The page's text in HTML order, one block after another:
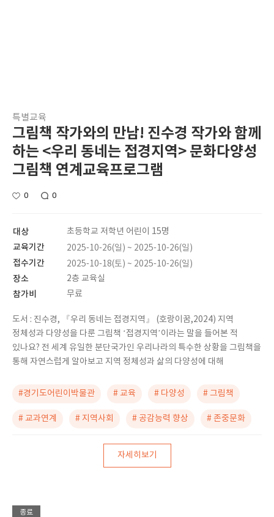
특별교육
그림책 작가와의 만남! 진수경 작가와 함께
하는 <우리 동네는 접경지역> 문화다양성
그림책 연계교육프로그램
0 0
대상 초등학교 저학년 어린이 15명
교육기간 2025-10-26(일) ~ 2025-10-26(일)
접수기간 2025-10-18(토) ~ 2025-10-26(일)
장소 2층 교육실
참가비 무료
도서 : 진수경, 『우리 동네는 접경지역』 (호랑이꿈,2024) 지역
정체성과 다양성을 다룬 그림책 ‘접경지역’이라는 말을 들어본 적
있나요? 전 세계 유일한 분단국가인 우리나라의 특수한 상황을 그림책을
통해 자연스럽게 알아보고 지역 정체성과 삶의 다양성에 대해
#경기도어린이박물관 # 교육 # 다양성 # 그림책
# 교과연계 # 지역사회 # 공감능력 향상 # 존중문화
자세히보기
종료